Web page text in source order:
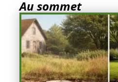
Au sommet